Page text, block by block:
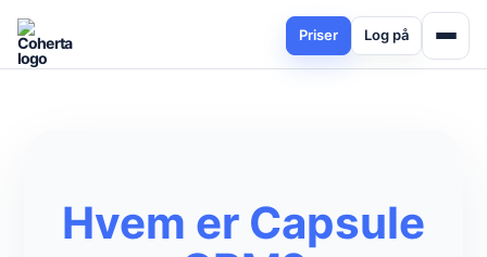
Priser Log på
Hvem er Capsule